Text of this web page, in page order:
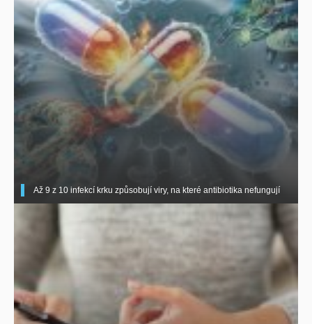
Až 9 z 10 infekcí krku způsobují viry, na které antibiotika nefungují